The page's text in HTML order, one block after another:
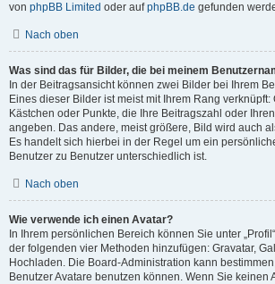
von phpBB Limited oder aufphpBB.de gefunden
Nach oben
Was sind das für Bilder, die bei meinem
In der Beitragsansicht können zwei Bilder bei Ihrem
Eines dieser Bilder ist meist mit Ihrem Rang verknüpft:
Kästchen oder Punkte, die Ihre Beitragszahl oder
angeben. Das andere, meist größere, Bild wird auch
Es handelt sich hierbei in der Regel um ein
Benutzer zu Benutzer unterschiedlich ist.
Nach oben
Wie verwende ich einen Avatar?
In Ihrem persönlichen Bereich können Sie unter
der folgenden vier Methoden hinzufügen: Gravatar,
Hochladen. Die Board-Administration kann
Benutzer Avatare benutzen können. Wenn Sie keinen